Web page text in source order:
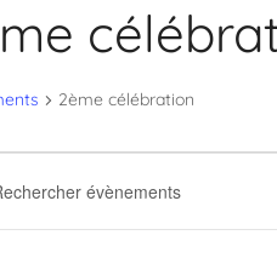
2ème célébration